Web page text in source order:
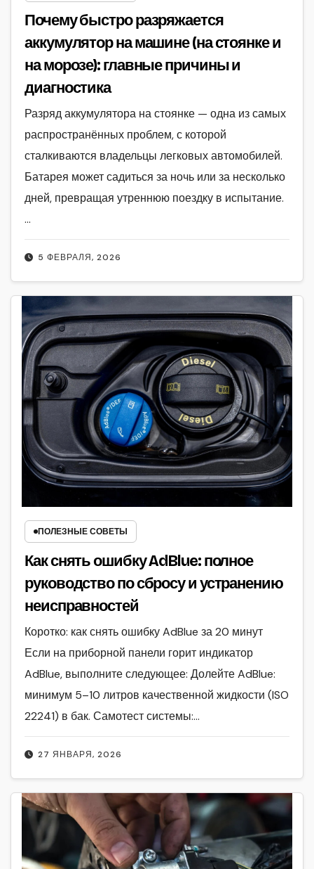
Почему быстро разряжается
аккумулятор на машине (на стоянке и
на морозе): главные причины и
диагностика
5 ФЕВРАЛЯ, 2026
Разряд аккумулятора на стоянке — одна из самых
распространённых проблем, с которой
сталкиваются владельцы легковых автомобилей.
Батарея может садиться за ночь или за несколько
дней, превращая утреннюю поездку в испытание.
…
ПОЛЕЗНЫЕ СОВЕТЫ
Как снять ошибку AdBlue: полное
руководство по сбросу и устранению
неисправностей
27 ЯНВАРЯ, 2026
Коротко: как снять ошибку AdBlue за 20 минут
Если на приборной панели горит индикатор
AdBlue, выполните следующее: Долейте AdBlue:
минимум 5–10 литров качественной жидкости (ISO
22241) в бак. Самотест системы:…